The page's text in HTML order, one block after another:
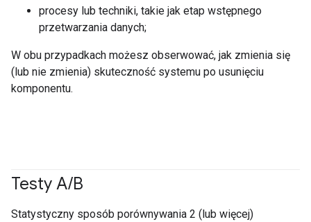
procesy lub techniki, takie jak etap wstępnego
przetwarzania danych;
W obu przypadkach możesz obserwować, jak zmienia się
(lub nie zmienia) skuteczność systemu po usunięciu
komponentu.
Testy A/B
Statystyczny sposób porównywania 2 (lub więcej)